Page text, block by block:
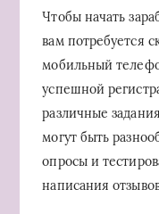
Чтобы начать
вам потребуется
мобильный
успешной
различные
могут быть
опросы и
написания